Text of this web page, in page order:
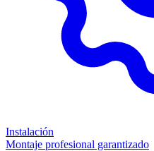
Instalación
Montaje profesional garantizado